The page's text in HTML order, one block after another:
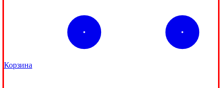
Корзина